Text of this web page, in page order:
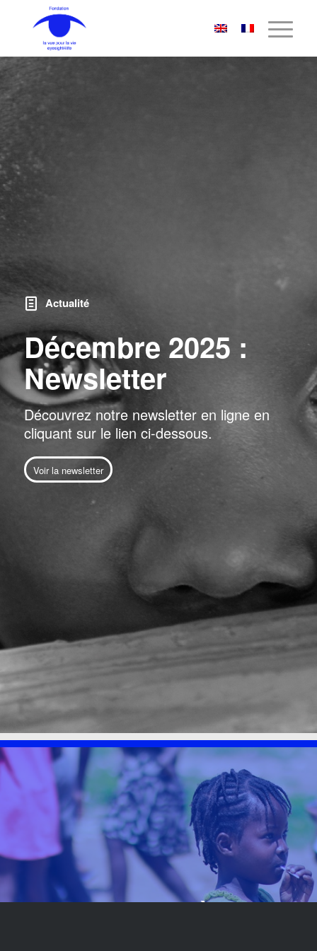
Actualité
Décembre 2025 :
Newsletter
Découvrez notre newsletter en ligne en
cliquant sur le lien ci-dessous.
Voir la newsletter
LA FONDATION À